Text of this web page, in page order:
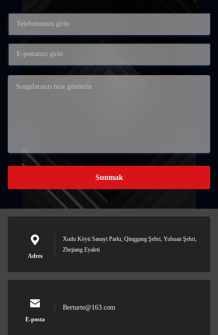
Sunmak
Adres
Xudu Köyü Sanayi Parkı, Qinggang Şehri, Yuhuan Şehri,
Zhejiang Eyaleti
E-posta
Berturte@163.com